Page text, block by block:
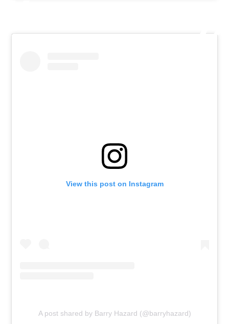
View this post on Instagram
A post shared by Barry Hazard (@barryhazard)